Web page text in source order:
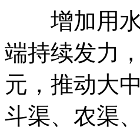
增加用水
端持续发力
元，推动大
斗渠、农渠